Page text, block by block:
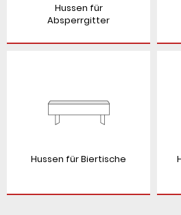
Hussen für
Absperrgitter
Hussen für Biertische